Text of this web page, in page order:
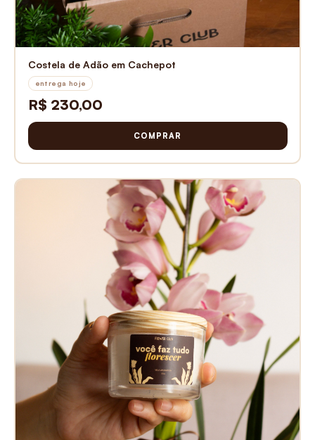
Costela de Adão em Cachepot
entrega hoje
R$ 230,00
COMPRAR